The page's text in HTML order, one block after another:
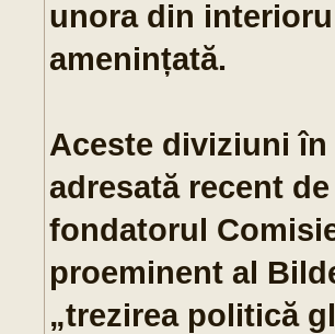
unora din
amenințată.
Aceste diviziuni
adresată recent
fondatorul
proeminent al
„trezirea politică